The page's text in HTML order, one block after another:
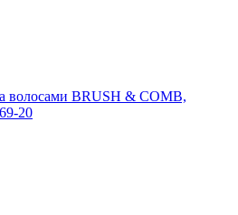
волосами BRUSH & COMB,
20